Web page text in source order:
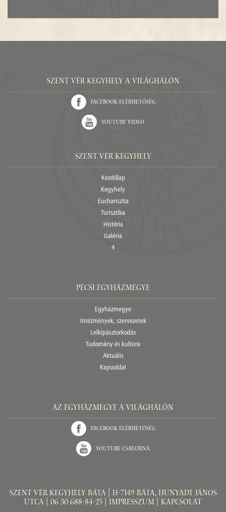
Szent Vér kegyhely a világhálón
Facebook elérhetőség
Youtube video
Szent Vér Kegyhely
Kezdőlap
Kegyhely
Eucharisztia
Turisztika
História
Galéria
4
Pécsi egyházmegye
Egyházmegye
Intézmények, szervezetek
Lelkipásztorkodás
Tudomány és kultúra
Aktuális
Kapuoldal
Az Egyházmegye a világhálón
Facebook elérhetőség
Youtube csatorna
Szent Vér kegyhely Báta | H-7149 Báta, Hunyadi János
utca | 06 30 688-84-25| Impresszum Kapcsolat